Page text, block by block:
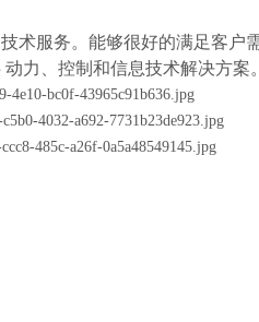
术服务。能够很好的满足客
力、控制和信息技术解决方